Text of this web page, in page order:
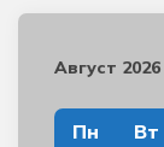
Август 2026
Пн Вт